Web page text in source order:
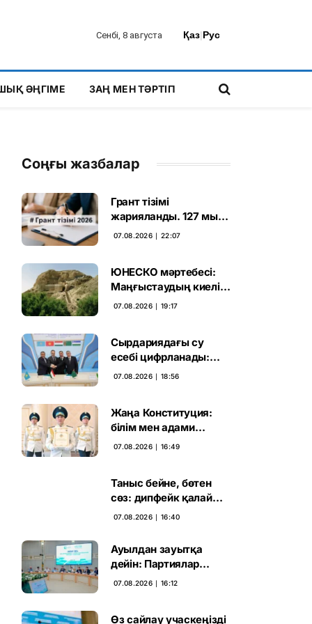
Сенбі, 8 августа Қаз|Рус
ӘҢГІМЕ ЗАҢ МЕН ТӘРТІП
Соңғы жазбалар
Грант тізімі
жарияланды. 127 мың
талапкердің
07.08.2026 ∣ 22:07
ЮНЕСКО мәртебесі:
Маңғыстаудың киелі
мұрасын қорғаудың
07.08.2026 ∣ 19:17
Сырдариядағы су
есебі цифрланады:
Орталық Азия ортақ
07.08.2026 ∣ 18:56
Жаңа Конституция:
білім мен адами
капиталға салынған
07.08.2026 ∣ 16:49
Таныс бейне, бөтен
сөз: дипфейк қалай
жұмыс істейді
07.08.2026 ∣ 16:40
Ауылдан зауытқа
дейін: Партиялар
сайлаушымен бетпе-
07.08.2026 ∣ 16:12
Өз сайлау учаскеңізді